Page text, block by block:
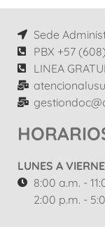
Sede
PBX +57
LINEA
LUNES A
8:00 a.m. -
2:00 p.m. -